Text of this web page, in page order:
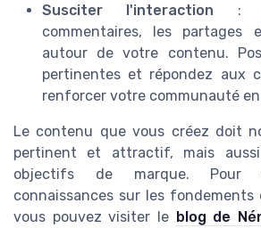
Susciter l'interaction :
commentaires, les partages
autour de votre contenu.
pertinentes et répondez aux
renforcer votre communauté
Le contenu que vous créez doit
pertinent et attractif, mais
objectifs de marque. Pour
connaissances sur les
vous pouvez visiter le blog de